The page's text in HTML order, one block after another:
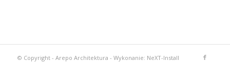
© Copyright - Arepo Architektura - Wykonanie: NeXT-Install